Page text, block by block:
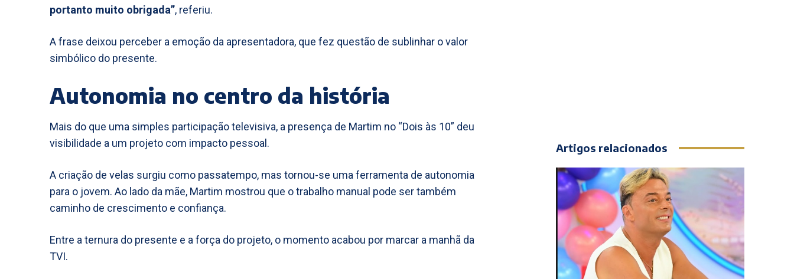
portanto muito obrigada”, referiu.
A frase deixou perceber a emoção da apresentadora, que fez questão de sublinhar o valor
simbólico do presente.
Autonomia no centro da história
Mais do que uma simples participação televisiva, a presença de Martim no “Dois às 10” deu
visibilidade a um projeto com impacto pessoal.
A criação de velas surgiu como passatempo, mas tornou-se uma ferramenta de autonomia
para o jovem. Ao lado da mãe, Martim mostrou que o trabalho manual pode ser também
caminho de crescimento e confiança.
Entre a ternura do presente e a força do projeto, o momento acabou por marcar a manhã da
TVI.
Artigos relacionados